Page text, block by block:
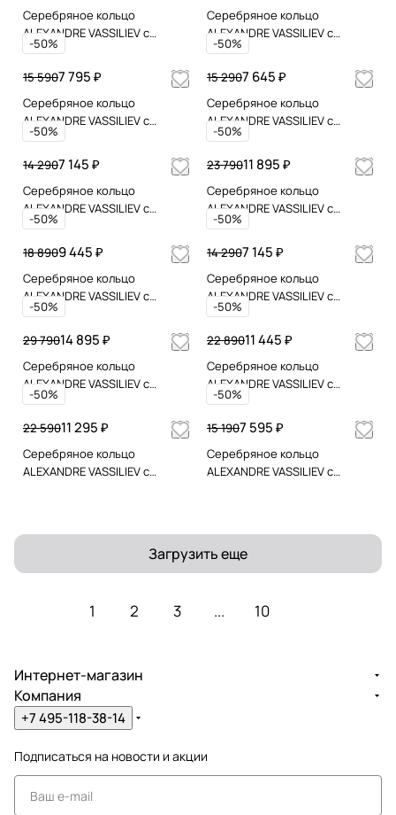
Серебряное кольцо
ALEXANDRE VASSILIEV с
амазонитом
Серебряное кольцо
ALEXANDRE VASSILIEV с
гранатом и марказитами
Swarovski
-50%
7 795 ₽
15 590
Серебряное кольцо
ALEXANDRE VASSILIEV с
гранатом и марказитами
Swarovski
-50%
7 645 ₽
15 290
Серебряное кольцо
ALEXANDRE VASSILIEV с
гранатом и марказитами
Swarovski
-50%
7 145 ₽
14 290
Серебряное кольцо
ALEXANDRE VASSILIEV с
микрожемчугом и
марказитами Swarovski
-50%
11 895 ₽
23 790
Серебряное кольцо
ALEXANDRE VASSILIEV c
горным хрусталем,
марказитами и позолотой
-50%
9 445 ₽
18 890
Серебряное кольцо
ALEXANDRE VASSILIEV с
гранатом и марказитами
Swarovski
-50%
7 145 ₽
14 290
Серебряное кольцо
ALEXANDRE VASSILIEV с
гематитом, марказитами
Swarovski и позолотой
-50%
14 895 ₽
29 790
Серебряное кольцо
ALEXANDRE VASSILIEV с
горным хрусталем, белыми
топазами и позолотой
-50%
11 445 ₽
22 890
Серебряное кольцо
ALEXANDRE VASSILIEV с
черным ониксом
-50%
11 295 ₽
22 590
Серебряное кольцо
ALEXANDRE VASSILIEV с
-50%
7 595 ₽
15 190
Серебряное кольцо
ALEXANDRE VASSILIEV с
Загрузить еще
1 2 3 ... 10
Интернет-магазин
Компания
+7 495-118-38-14
Подписаться на новости и акции